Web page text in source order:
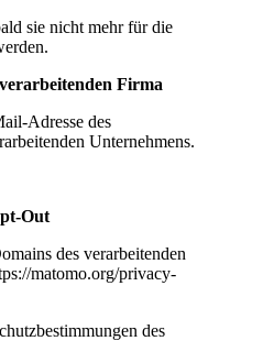
sie nicht mehr für die
Firma
Adresse des
Unternehmens.
Out
des verarbeitenden
matomo.org/privacy-
des